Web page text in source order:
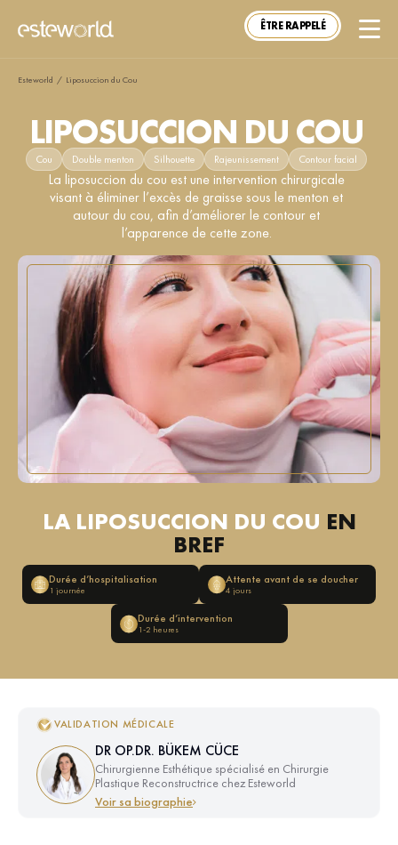
ÊTRE RAPPELÉ
Esteworld / Liposuccion du Cou
LIPOSUCCION DU COU
Cou Double menton Silhouette Rajeunissement Contour facial
La liposuccion du cou est une intervention chirurgicale
visant à éliminer l’excès de graisse sous le menton et
autour du cou, afin d’améliorer le contour et
l’apparence de cette zone.
LA LIPOSUCCION DU COU EN
BREF
Durée d’hospitalisation
1 journée
Attente avant de se doucher
4 jours
Durée d’intervention
1-2 heures
VALIDATION MÉDICALE
DR OP.DR. BÜKEM CÜCE
Chirurgienne Esthétique spécialisé en Chirurgie
Plastique Reconstructrice chez Esteworld
Voir sa biographie